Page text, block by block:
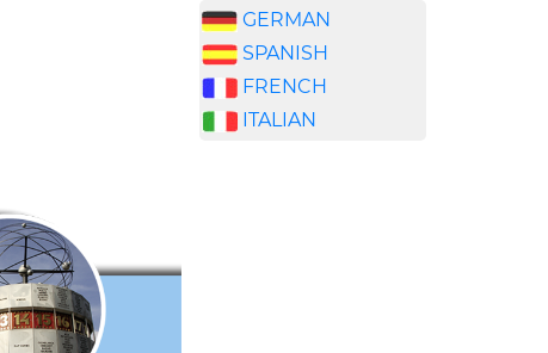
GERMAN
SPANISH
FRENCH
ITALIAN